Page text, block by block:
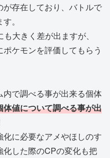
が存在しており、バトルで
。
大きく差が出ますが、
ケモンを評価してもらう
内で調べる事が出来る個体
体値について調べる事が出
に必要なアメやほしのす
した際のCPの変化も把